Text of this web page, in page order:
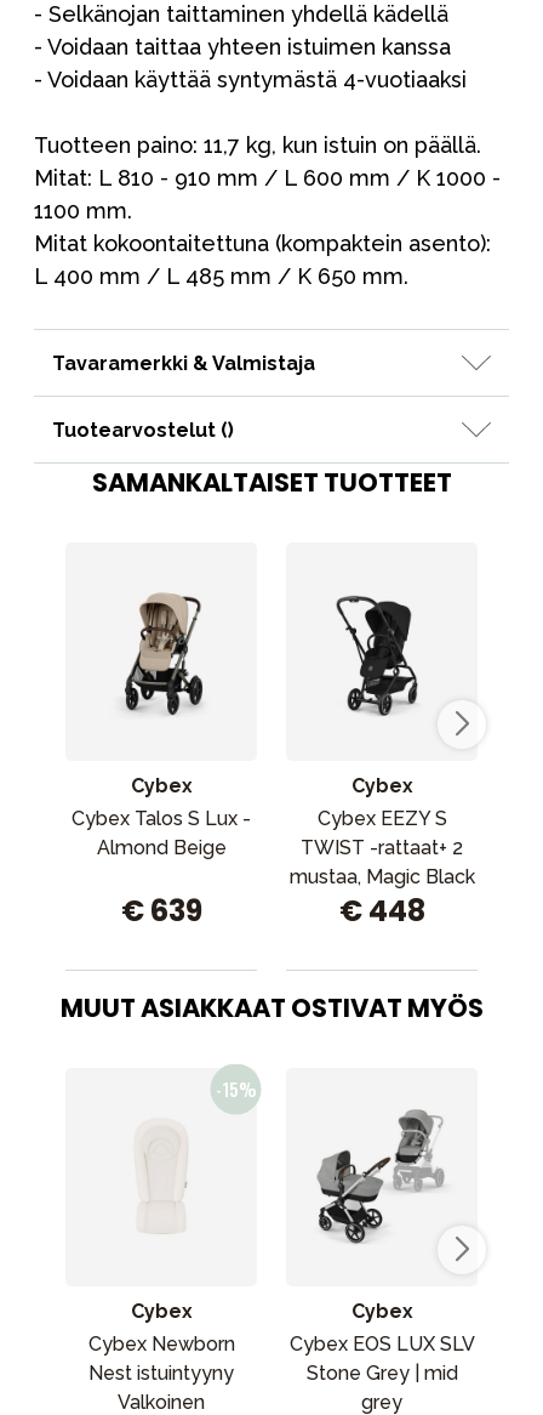
- Selkänojan taittaminen yhdellä kädellä
- Voidaan taittaa yhteen istuimen kanssa
- Voidaan käyttää syntymästä 4-vuotiaaksi
Tuotteen paino: 11,7 kg, kun istuin on päällä.
Mitat: L 810 - 910 mm / L 600 mm / K 1000 -
1100 mm.
Mitat kokoontaitettuna (kompaktein asento):
L 400 mm / L 485 mm / K 650 mm.
Tavaramerkki & Valmistaja
Tuotearvostelut ()
SAMANKALTAISET TUOTTEET
Cybex
Cybex Talos S Lux -
Almond Beige
€ 639
Cybex
Cybex EEZY S
TWIST -rattaat+ 2
mustaa, Magic Black
€ 448
MUUT ASIAKKAAT OSTIVAT MYÖS
Cybex
Cybex Newborn
Nest istuintyyny
Valkoinen
Cybex
Cybex EOS LUX SLV
Stone Grey | mid
grey